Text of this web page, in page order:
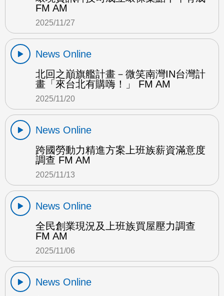
FM AM
2025/11/27
News Online
北回之巔旗艦計畫－微笑南灣IN台灣計
畫「來台北有購嗨！」 FM AM
2025/11/20
News Online
跨國勞動力精進方案上班族薪資滿意度
調查 FM AM
2025/11/13
News Online
全民創業現況及上班族買屋壓力調查
FM AM
2025/11/06
News Online